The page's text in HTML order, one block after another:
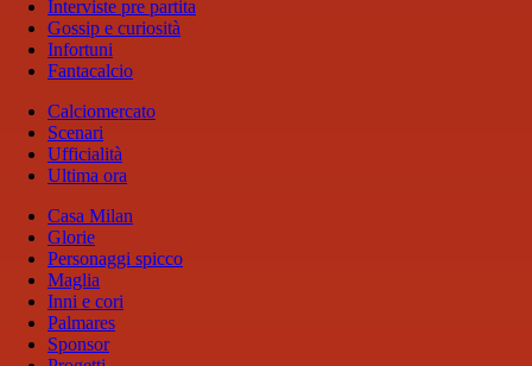
Interviste pre partita
Gossip e curiosità
Infortuni
Fantacalcio
Calciomercato
Scenari
Ufficialità
Ultima ora
Casa Milan
Glorie
Personaggi spicco
Maglia
Inni e cori
Palmares
Sponsor